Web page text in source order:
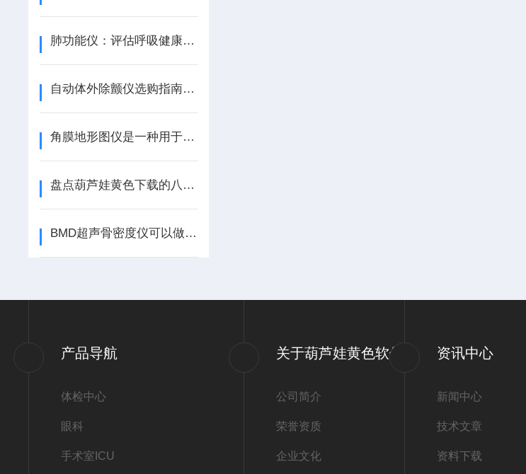
肺功能仪：评估呼吸健康的精密仪器
自动体外除颤仪选购指南：2026年信誉与售后俱佳的供应商推荐
角膜地形图仪是一种用于评估眼睛角膜形态的设备
盘点葫芦娃黄色下载的八个技术特点
BMD超声骨密度仪可以做桡骨检测和跟骨检测
产品导航
体检中心
眼科
手术室ICU
关于葫芦娃黄色软件
公司简介
荣誉资质
企业文化
资讯中心
新闻中心
技术文章
资料下载